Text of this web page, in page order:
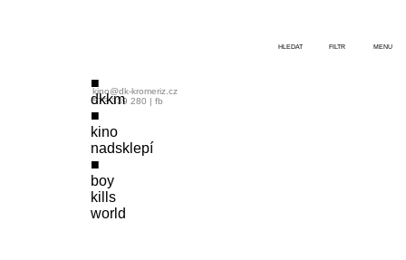
dkkm
kino
nadsklepí
boy
kills
world
kino@dk-kromeriz.cz
573 339 280 | fb
HLEDAT FILTR MENU